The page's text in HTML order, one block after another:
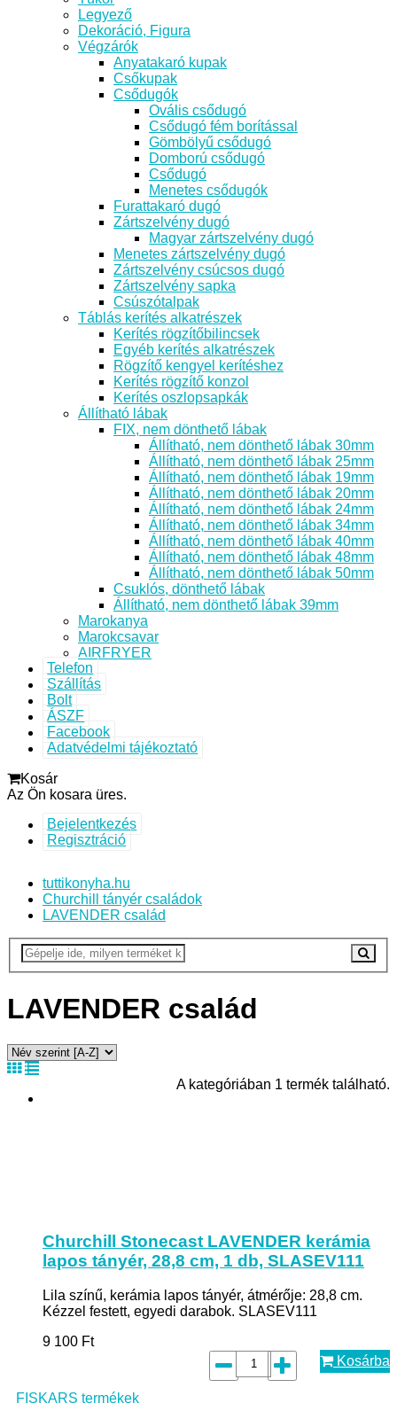
Legyező
Dekoráció, Figura
Végzárók
Anyatakaró kupak
Csőkupak
Csődugók
Ovális csődugó
Csődugó fém borítással
Gömbölyű csődugó
Domború csődugó
Csődugó
Menetes csődugók
Furattakaró dugó
Zártszelvény dugó
Magyar zártszelvény dugó
Menetes zártszelvény dugó
Zártszelvény csúcsos dugó
Zártszelvény sapka
Csúszótalpak
Táblás kerítés alkatrészek
Kerítés rögzítőbilincsek
Egyéb kerítés alkatrészek
Rögzítő kengyel kerítéshez
Kerítés rögzítő konzol
Kerítés oszlopsapkák
Állítható lábak
FIX, nem dönthető lábak
Állítható, nem dönthető lábak 30mm
Állítható, nem dönthető lábak 25mm
Állítható, nem dönthető lábak 19mm
Állítható, nem dönthető lábak 20mm
Állítható, nem dönthető lábak 24mm
Állítható, nem dönthető lábak 34mm
Állítható, nem dönthető lábak 40mm
Állítható, nem dönthető lábak 48mm
Állítható, nem dönthető lábak 50mm
Csuklós, dönthető lábak
Állítható, nem dönthető lábak 39mm
Marokanya
Marokcsavar
AIRFRYER
Telefon
Szállítás
Bolt
ÁSZF
Facebook
Adatvédelmi tájékoztató
Kosár
Az Ön kosara üres.
Bejelentkezés
Regisztráció
tuttikonyha.hu
Churchill tányér családok
LAVENDER család
LAVENDER család
A kategóriában 1 termék található.
Churchill Stonecast LAVENDER kerámia
lapos tányér, 28,8 cm, 1 db, SLASEV111
Lila színű, kerámia lapos tányér, átmérője: 28,8 cm.
Kézzel festett, egyedi darabok. SLASEV111
9 100 Ft
Kosárba
FISKARS termékek